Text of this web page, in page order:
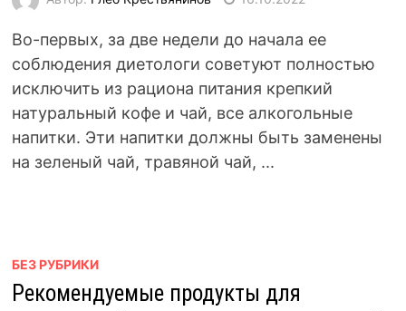
Во-первых, за две недели до начала ее
соблюдения диетологи советуют полностью
исключить из рациона питания крепкий
натуральный кофе и чай, все алкогольные
напитки. Эти напитки должны быть заменены
на зеленый чай, травяной чай, ...
БЕЗ РУБРИКИ
Рекомендуемые продукты для